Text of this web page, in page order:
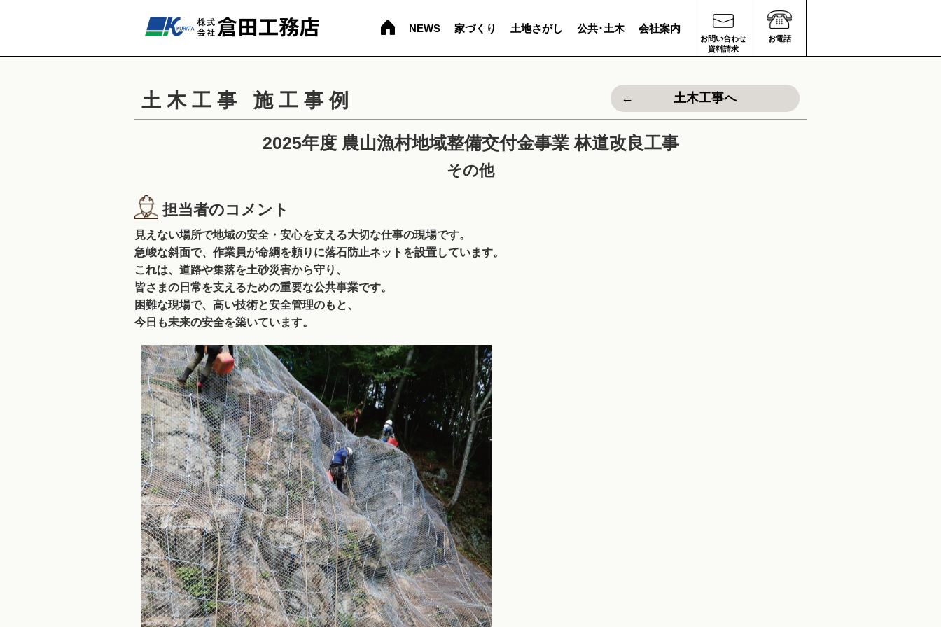
NEWS 家づくり 土地さがし 公共･土木 会社案内
お問い合わせ
資料請求
お電話
土木工事 施工事例 土木工事へ
2025年度 農山漁村地域整備交付金事業 林道改良工事
その他
担当者のコメント
見えない場所で地域の安全・安心を支える大切な仕事の現場です。
急峻な斜面で、作業員が命綱を頼りに落石防止ネットを設置しています。
これは、道路や集落を土砂災害から守り、
皆さまの日常を支えるための重要な公共事業です。
困難な現場で、高い技術と安全管理のもと、
今日も未来の安全を築いています。